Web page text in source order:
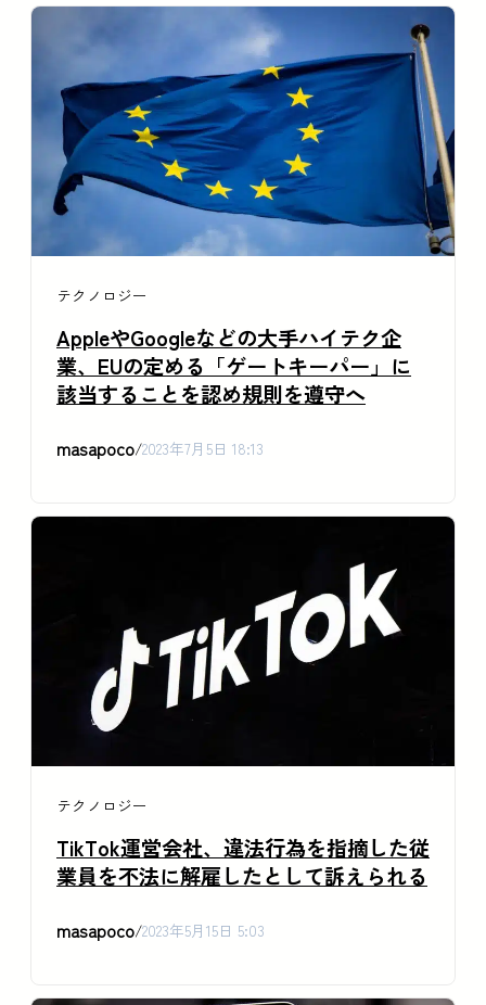
テクノロジー
AppleやGoogleなどの大手ハイテク企
業、EUの定める「ゲートキーパー」に
該当することを認め規則を遵守へ
masapoco/2023年7月5日 18:13
テクノロジー
TikTok運営会社、違法行為を指摘した従
業員を不法に解雇したとして訴えられる
masapoco/2023年5月15日 5:03